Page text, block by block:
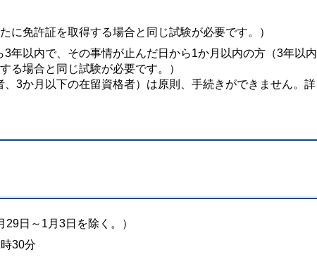
に免許証を取得する場合と同じ試験が必要です。）
年以内で、その事情が止んだ日から1か月以内の方（3年以内
る場合と同じ試験が必要です。）
3か月以下の在留資格者）は原則、手続きができません。詳
日～1月3日を除く。）
30分